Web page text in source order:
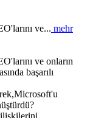
ve... mehr
ve onların
başarılı